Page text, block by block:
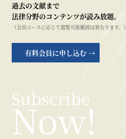
過去の文献まで
法律分野のコンテンツが読み放題。
（会員コースに応じて閲覧可能範囲は異なります。）
有料会員に申し込む →